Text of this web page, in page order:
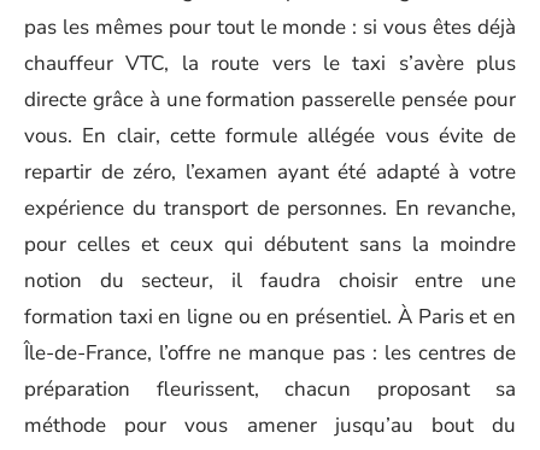
pas les mêmes pour tout le monde : si vous êtes déjà
chauffeur VTC, la route vers le taxi s’avère plus
directe grâce à une formation passerelle pensée pour
vous. En clair, cette formule allégée vous évite de
repartir de zéro, l’examen ayant été adapté à votre
expérience du transport de personnes. En revanche,
pour celles et ceux qui débutent sans la moindre
notion du secteur, il faudra choisir entre une
formation taxi en ligne ou en présentiel. À Paris et en
Île-de-France, l’offre ne manque pas : les centres de
préparation fleurissent, chacun proposant sa
méthode pour vous amener jusqu’au bout du